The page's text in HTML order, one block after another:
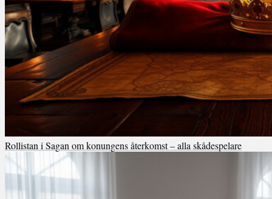
Rollistan i Sagan om konungens återkomst – alla skådespelare